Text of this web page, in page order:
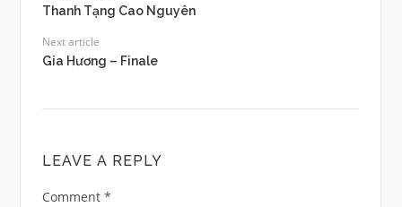
Thanh Tạng Cao Nguyên
Next article
Gia Hương – Finale
LEAVE A REPLY
Comment *